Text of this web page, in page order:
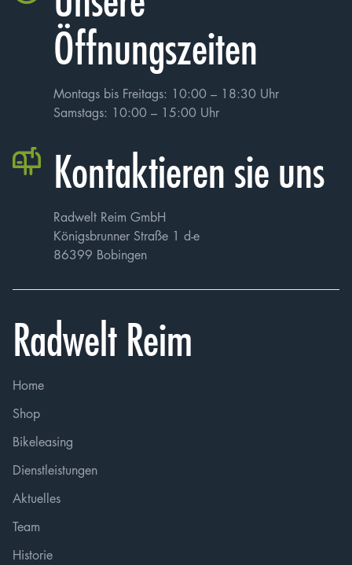
Öffnungszeiten
Montags bis Freitags: 10:00 – 18:30 Uhr
Samstags: 10:00 – 15:00 Uhr
Kontaktieren sie uns
Radwelt Reim GmbH
Königsbrunner Straße 1 d-e
86399 Bobingen
Radwelt Reim
Home
Shop
Bikeleasing
Dienstleistungen
Aktuelles
Team
Historie
nicht weiter berücksichtigt werden kann.